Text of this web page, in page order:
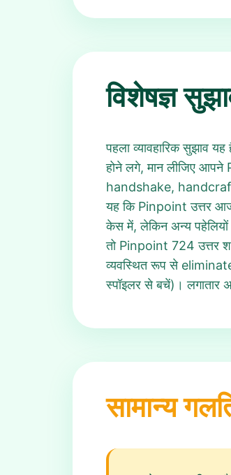
विशेषज्ञ
पहला व्यावहारिक सुझाव
होने लगे, मान लीजिए
handshake,
यह कि Pinpoint उत्तर
केस में, लेकिन अन्य पहेलियों
तो Pinpoint 724 उत्तर
व्यवस्थित रूप से eliminate
स्पॉइलर से बचें)। लगातार
सामान्य